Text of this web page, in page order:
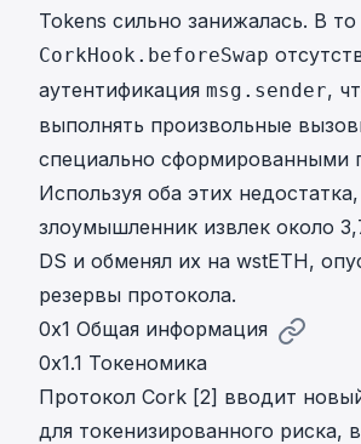
Tokens сильно занижалась. В
CorkHook.beforeSwap
аутентификация msg.sender,
выполнять произвольные
специально сформированными
Используя оба этих недостатка,
злоумышленник извлек около
DS и обменял их на wstETH,
резервы протокола.
0x1 Общая информация
0x1.1 Токеномика
Протокол Cork [2] вводит
для токенизированного риска,